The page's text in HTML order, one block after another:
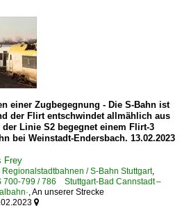
einer Zugbegegnung - Die S-Bahn ist
der Flirt entschwindet allmählich aus
Linie S2 begegnet einem Flirt-3
bei Weinstadt-Endersbach. 13.02.2023
Frey
/ S-Bahn Stuttgart,
700-799 / 786 Stuttgart-Bad Cannstadt –
,An unserer Strecke
